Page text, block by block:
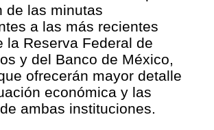
de las minutas
a las más recientes
la Reserva Federal de
y del Banco de México,
ofrecerán mayor detalle
económica y las
ambas instituciones.